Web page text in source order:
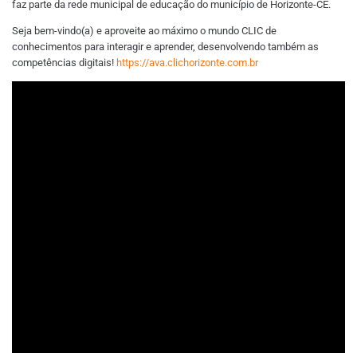
faz parte da rede municipal de educação do município de Horizonte-CE.
Seja bem-vindo(a) e aproveite ao máximo o mundo CLIC de
conhecimentos para interagir e aprender, desenvolvendo também as
competências digitais! https://ava.clichorizonte.com.br